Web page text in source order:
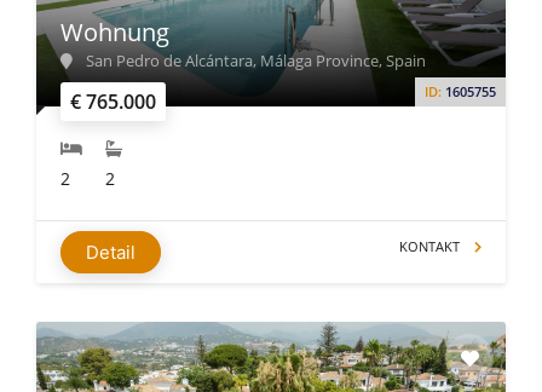
€ 765.000 ID: 1605755
Wohnung
San Pedro de Alcántara, Málaga Province, Spain
2 2
Detail KONTAKT